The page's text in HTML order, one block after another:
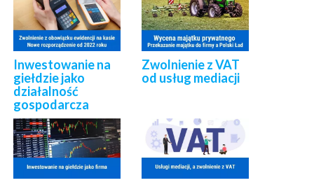
Inwestowanie na
giełdzie jako
działalność
gospodarcza
Zwolnienie z VAT
od usług mediacji